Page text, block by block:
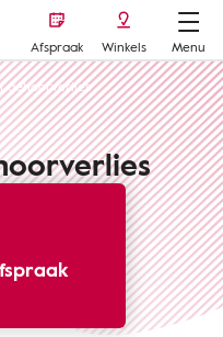
Afspraak Winkels
Menu
gehoorverlies